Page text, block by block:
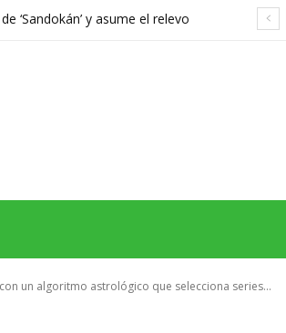
‘Sandokán’ y asume el relevo
un algoritmo astrológico que selecciona series...